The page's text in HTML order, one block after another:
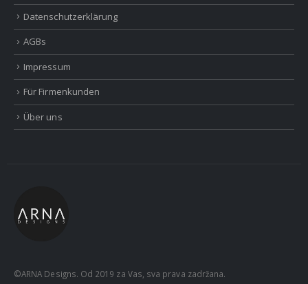
Datenschutzerklärung
AGBs
Impressum
Für Firmenkunden
Über uns
©ARNA Designs. Od 2019 za Vas, sva prava zadržana.